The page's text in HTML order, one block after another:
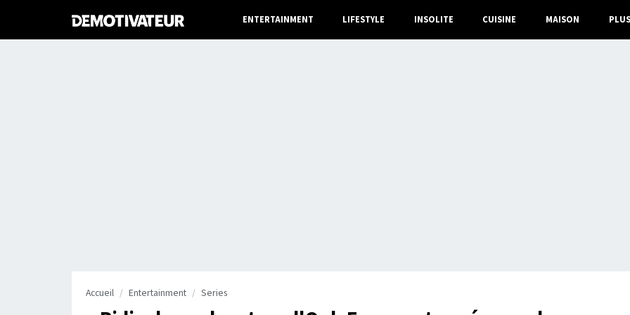
ENTERTAINMENT LIFESTYLE INSOLITE CUISINE MAISON PLUS
Accueil Entertainment Series